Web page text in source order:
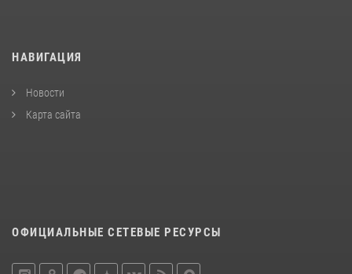
НАВИГАЦИЯ
Новости
Карта сайта
ОФИЦИАЛЬНЫЕ СЕТЕВЫЕ РЕСУРСЫ